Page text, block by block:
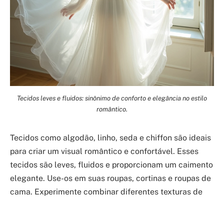
Tecidos leves e fluidos: sinônimo de conforto e elegância no estilo
romântico.
Tecidos como algodão, linho, seda e chiffon são ideais
para criar um visual romântico e confortável. Esses
tecidos são leves, fluidos e proporcionam um caimento
elegante. Use-os em suas roupas, cortinas e roupas de
cama. Experimente combinar diferentes texturas de